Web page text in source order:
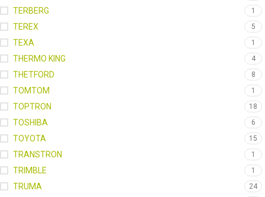
TERBERG 1
TEREX 5
TEXA 1
THERMO KING 4
THETFORD 8
TOMTOM 1
TOPTRON 18
TOSHIBA 6
TOYOTA 15
TRANSTRON 1
TRIMBLE 1
TRUMA 24